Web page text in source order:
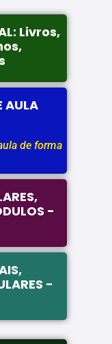
Livros,
AULA
de forma
-
-